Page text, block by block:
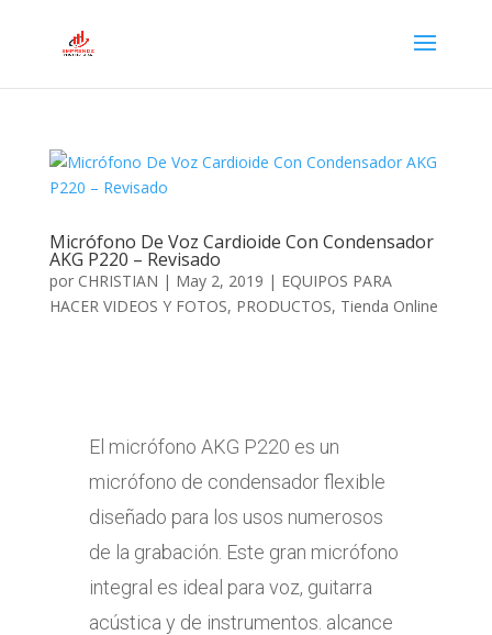
Micrófono De Voz Cardioide Con Condensador
AKG P220 – Revisado
por CHRISTIAN | May 2, 2019 | EQUIPOS PARA
HACER VIDEOS Y FOTOS, PRODUCTOS, Tienda Online
El micrófono AKG P220 es un
micrófono de condensador flexible
diseñado para los usos numerosos
de la grabación. Este gran micrófono
integral es ideal para voz, guitarra
acústica y de instrumentos. alcance